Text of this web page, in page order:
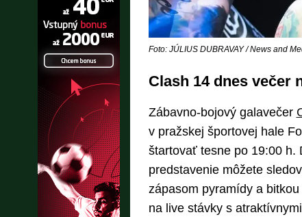
Foto: JÚLIUS DUBRAVAY / News and
Clash 14 dnes večer
Zábavno-bojový galavečer
v pražskej športovej hale
štartovať tesne po 19:00 h.
predstavenie môžete
zápasom pyramídy a
na live stávky s